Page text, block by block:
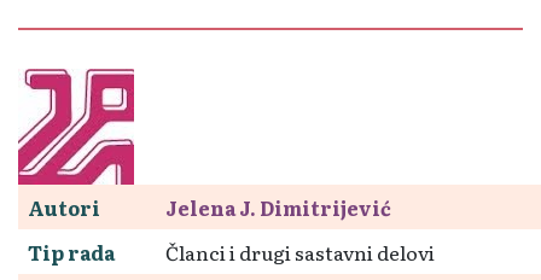
Autori
Jelena J. Dimitrijević
Tip rada
Članci i drugi sastavni delovi